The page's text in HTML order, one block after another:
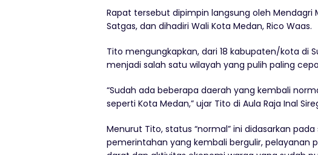
Rapat tersebut dipimpin langsung oleh Mendagri
Satgas, dan dihadiri Wali Kota Medan, Rico Waas.
Tito mengungkapkan, dari 18 kabupaten/kota di
menjadi salah satu wilayah yang pulih paling
“Sudah ada beberapa daerah yang kembali
seperti Kota Medan,” ujar Tito di Aula Raja Inal
Menurut Tito, status “normal” ini didasarkan
pemerintahan yang kembali bergulir, pelayanan